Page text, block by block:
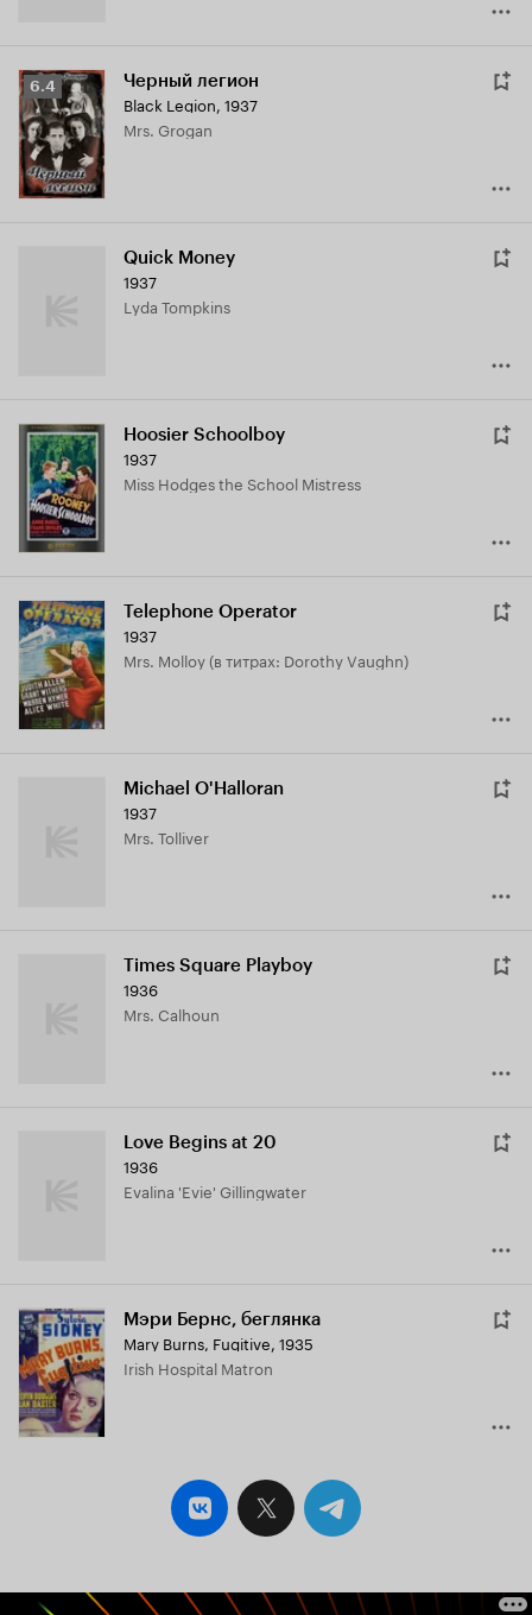
Рейтинг
Кинопоиска
6.4
6.4 Черный легион
Black Legion, 1937
Mrs. Grogan
Quick Money
1937
Lyda Tompkins
Hoosier Schoolboy
1937
Miss Hodges the School Mistress
Telephone Operator
1937
Mrs. Molloy (в титрах: Dorothy Vaughn)
Michael O'Halloran
1937
Mrs. Tolliver
Times Square Playboy
1936
Mrs. Calhoun
Love Begins at 20
1936
Evalina 'Evie' Gillingwater
Мэри Бернс, беглянка
Mary Burns, Fugitive, 1935
Irish Hospital Matron